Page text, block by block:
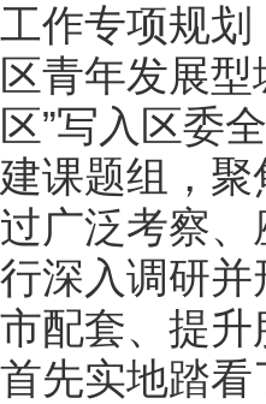
工作专项规
区青年发展
区”写入区委
建课题组，聚
过广泛考察
行深入调研
市配套、提
首先实地踏